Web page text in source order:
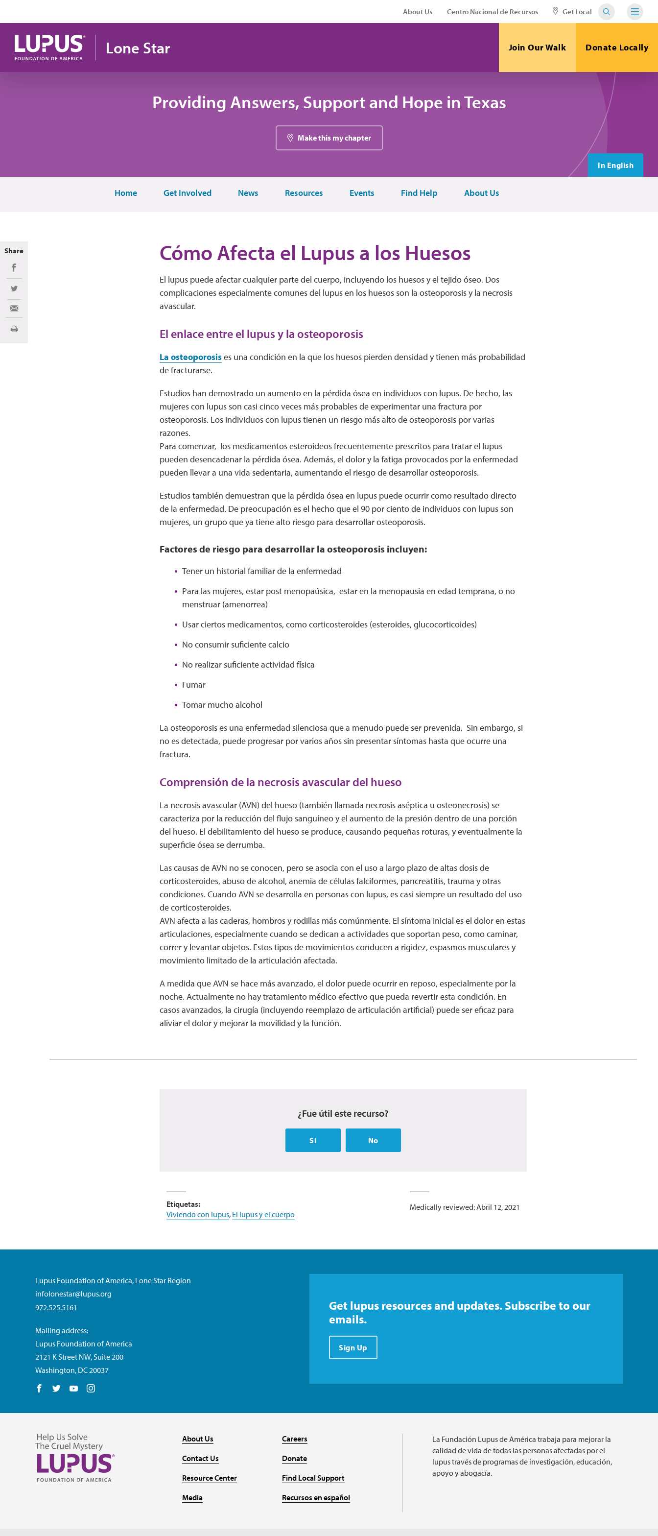
About Us Centro Nacional de Recursos Get Local
Lone Star Join Our Walk Donate Locally
Providing Answers, Support and Hope in Texas
Make this my chapter
In English
Home Get Involved News Resources Events Find Help About Us
Cómo Afecta el Lupus a los Huesos
El lupus puede afectar cualquier parte del cuerpo, incluyendo los huesos y el tejido óseo. Dos
complicaciones especialmente comunes del lupus en los huesos son la osteoporosis y la necrosis
avascular.
El enlace entre el lupus y la osteoporosis
La osteoporosises una condición en la que los huesos pierden densidad y tienen más probabilidad
de fracturarse.
Estudios han demostrado un aumento en la pérdida ósea en individuos con lupus. De hecho, las
mujeres con lupus son casi cinco veces más probables de experimentar una fractura por
osteoporosis. Los individuos con lupus tienen un riesgo más alto de osteoporosis por varias
razones.
Para comenzar, los medicamentos esteroideos frecuentemente prescritos para tratar el lupus
pueden desencadenar la pérdida ósea. Además, el dolor y la fatiga provocados por la enfermedad
pueden llevar a una vida sedentaria, aumentando el riesgo de desarrollar osteoporosis.
Estudios también demuestran que la pérdida ósea en lupus puede ocurrir como resultado directo
de la enfermedad. De preocupación es el hecho que el 90 por ciento de individuos con lupus son
mujeres, un grupo que ya tiene alto riesgo para desarrollar osteoporosis.
Factores de riesgo para desarrollar la osteoporosis incluyen:
Tener un historial familiar de la enfermedad
Para las mujeres, estar post menopaúsica, estar en la menopausia en edad temprana, o no
menstruar (amenorrea)
Usar ciertos medicamentos, como corticosteroides (esteroides, glucocorticoides)
No consumir suficiente calcio
No realizar suficiente actividad física
Fumar
Tomar mucho alcohol
La osteoporosis es una enfermedad silenciosa que a menudo puede ser prevenida. Sin embargo, si
no es detectada, puede progresar por varios años sin presentar síntomas hasta que ocurre una
fractura.
Comprensión de la necrosis avascular del hueso
La necrosis avascular (AVN) del hueso (también llamada necrosis aséptica u osteonecrosis) se
caracteriza por la reducción del flujo sanguíneo y el aumento de la presión dentro de una porción
del hueso. El debilitamiento del hueso se produce, causando pequeñas roturas, y eventualmente la
superficie ósea se derrumba.
Las causas de AVN no se conocen, pero se asocia con el uso a largo plazo de altas dosis de
corticosteroides, abuso de alcohol, anemia de células falciformes, pancreatitis, trauma y otras
condiciones. Cuando AVN se desarrolla en personas con lupus, es casi siempre un resultado del uso
de corticosteroides.
AVN afecta a las caderas, hombros y rodillas más comúnmente. El síntoma inicial es el dolor en estas
articulaciones, especialmente cuando se dedican a actividades que soportan peso, como caminar,
correr y levantar objetos. Estos tipos de movimientos conducen a rigidez, espasmos musculares y
movimiento limitado de la articulación afectada.
A medida que AVN se hace más avanzado, el dolor puede ocurrir en reposo, especialmente por la
noche. Actualmente no hay tratamiento médico efectivo que pueda revertir esta condición. En
casos avanzados, la cirugía (incluyendo reemplazo de articulación artificial) puede ser eficaz para
aliviar el dolor y mejorar la movilidad y la función.
¿Fue útil este recurso?
Sí No
Etiquetas:
Viviendo con lupus, El lupus y el cuerpo
Medically reviewed: Abril 12, 2021
Share
Share on Facebook
Share on Twitter
Share via Email
Imprimir
Lupus Foundation of America, Lone Star Region
infolonestar@lupus.org
972.525.5161
Mailing address:
Lupus Foundation of America
2121 K Street NW, Suite 200
Washington, DC 20037
Follow us on Facebook
Follow us on Twitter
Follow us on YouTube
Get lupus resources and updates. Subscribe to our
emails.
Sign Up
About Us
Contact Us
Resource Center
Media
Careers
Donate
Find Local Support
Recursos en español
La Fundación Lupus de América trabaja para mejorar la
calidad de vida de todas las personas afectadas por el
lupus través de programas de investigación, educación,
apoyo y abogacía.